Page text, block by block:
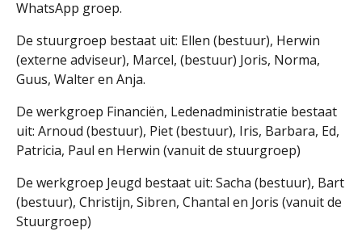
WhatsApp groep.
De stuurgroep bestaat uit: Ellen (bestuur), Herwin
(externe adviseur), Marcel, (bestuur) Joris, Norma,
Guus, Walter en Anja.
De werkgroep Financiën, Ledenadministratie bestaat
uit: Arnoud (bestuur), Piet (bestuur), Iris, Barbara, Ed,
Patricia, Paul en Herwin (vanuit de stuurgroep)
De werkgroep Jeugd bestaat uit: Sacha (bestuur), Bart
(bestuur), Christijn, Sibren, Chantal en Joris (vanuit de
Stuurgroep)